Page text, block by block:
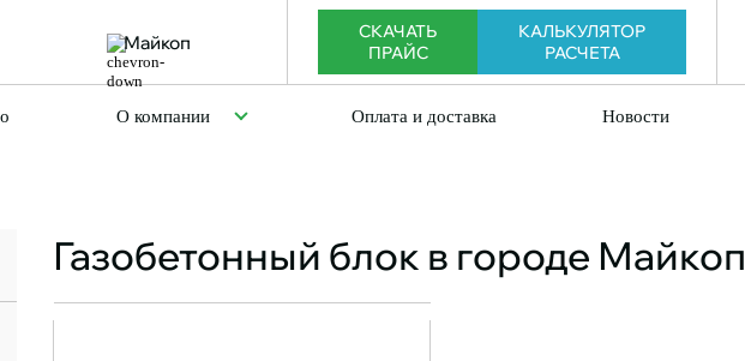
Майкоп
CКАЧАТЬ
ПРАЙС
КАЛЬКУЛЯТОР
РАСЧЕТА
О компании Оплата и доставка Новости
Газобетонный блок в городе Майкоп